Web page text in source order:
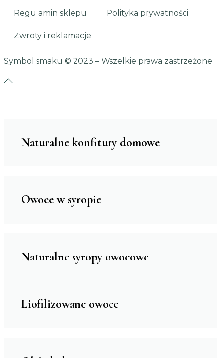
Symbol smaku © 2023 – Wszelkie prawa zastrzeżone
Regulamin sklepu Polityka prywatności
Zwroty i reklamacje
Naturalne konfitury domowe
Owoce w syropie
Naturalne syropy owocowe
Liofilizowane owoce